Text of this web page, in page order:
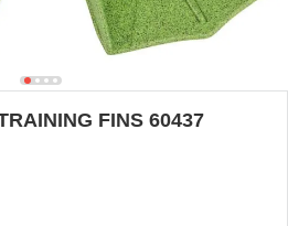
FINS 60437